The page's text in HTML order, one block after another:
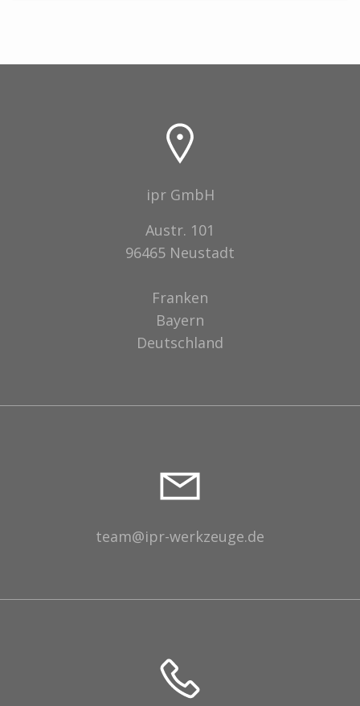
ipr GmbH
Austr. 101
96465 Neustadt
Franken
Bayern
Deutschland
team@ipr-werkzeuge.de